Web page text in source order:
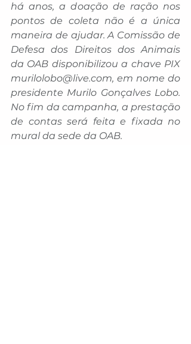
há anos, a doação de ração nos
pontos de coleta não é a única
maneira de ajudar. A Comissão de
Defesa dos Direitos dos Animais
murilolobo@live.com, em nome do
presidente Murilo Gonçalves Lobo.
No fim da campanha, a prestação
de contas será feita e fixada no
mural da sede da OAB.